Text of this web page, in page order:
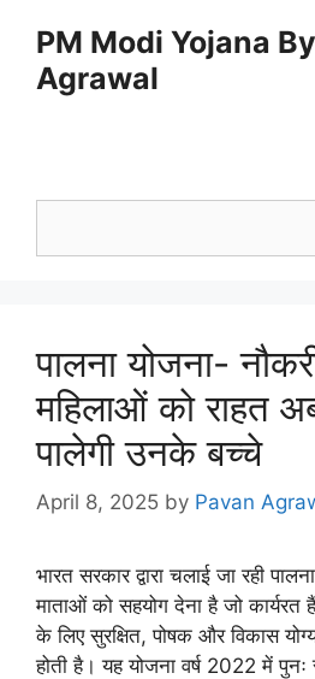
content
PM Modi Yojana
Agrawal
पालना योजना-
महिलाओं को राहत
पालेगी उनके बच्चे
April 8, 2025 by Pavan
भारत सरकार द्वारा चलाई जा रही
माताओं को सहयोग देना है जो
के लिए सुरक्षित, पोषक और विकास
होती है। यह योजना वर्ष 2022 में